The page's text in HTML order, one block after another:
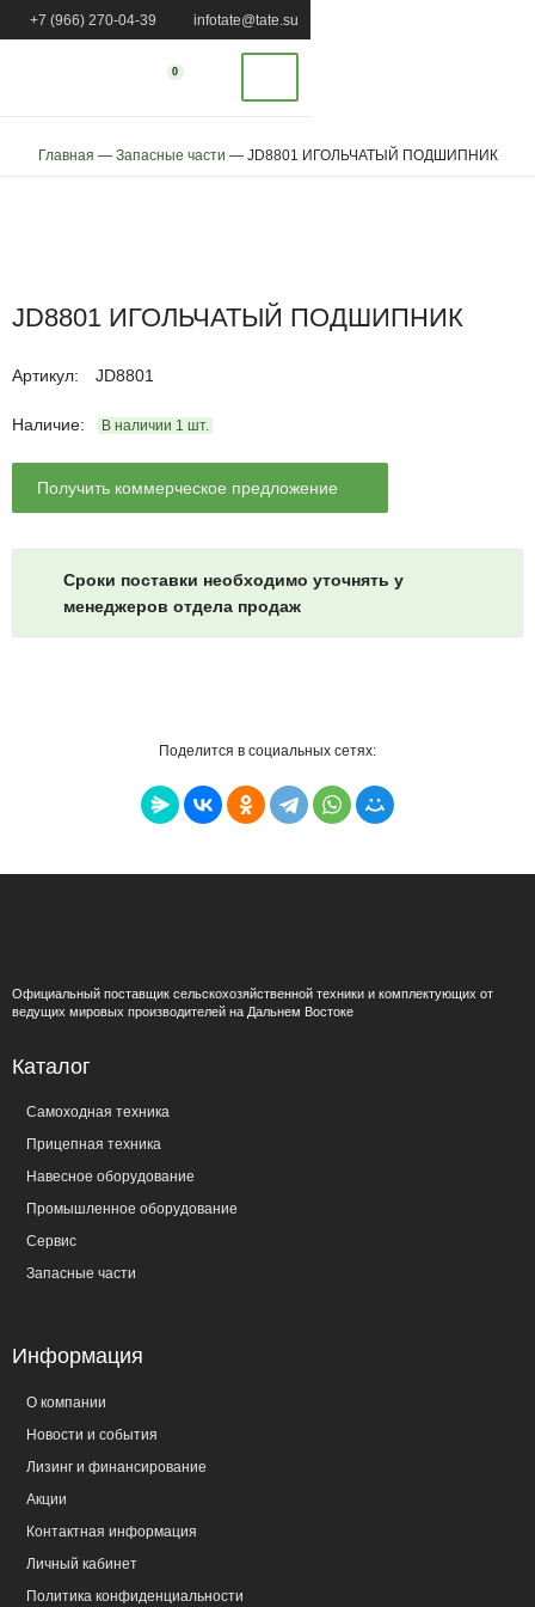
+7 (966) 270-04-39 infotate@tate.su
0
Главная — Запасные части — JD8801 ИГОЛЬЧАТЫЙ ПОДШИПНИК
JD8801 ИГОЛЬЧАТЫЙ ПОДШИПНИК
Артикул: JD8801
Наличие: В наличии 1 шт.
Получить коммерческое предложение
Сроки поставки необходимо уточнять у
менеджеров отдела продаж
Поделится в социальных сетях:
Официальный поставщик сельскохозяйственной техники и комплектующих от
ведущих мировых производителей на Дальнем Востоке
Каталог
Самоходная техника
Прицепная техника
Навесное оборудование
Промышленное оборудование
Сервис
Запасные части
Информация
О компании
Новости и события
Лизинг и финансирование
Акции
Контактная информация
Личный кабинет
Политика конфиденциальности